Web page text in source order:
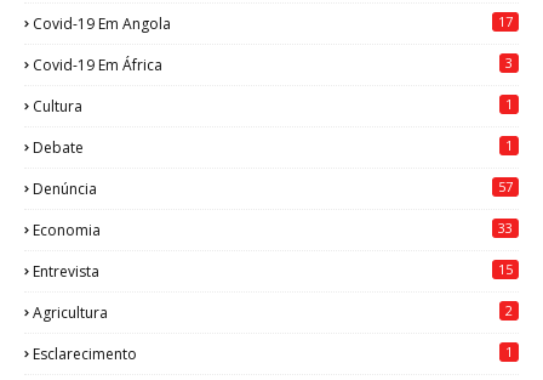
Covid-19 Em Angola 17
Covid-19 Em África 3
Cultura 1
Debate 1
Denúncia 57
Economia 33
Entrevista 15
Agricultura 2
Esclarecimento 1